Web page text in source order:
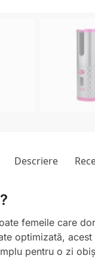
Descriere
femeile care
optimizată,
pentru o zi